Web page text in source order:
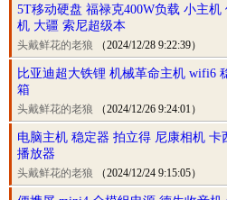
5T移动硬盘 福禄克400W负载 小主
机 大疆 索尼超级本
头戴鲜花的老狼 （2024/12/28 9:22:39）
比亚迪超大铁锂 机械革命主机 wifi6
箱
头戴鲜花的老狼 （2024/12/26 9:24:01）
电脑主机 稳定器 拍立得 尼康相机
播放器
头戴鲜花的老狼 （2024/12/24 9:15:05）